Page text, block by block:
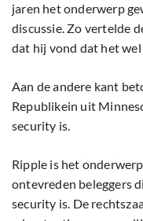
jaren het onderwerp
discussie. Zo vertelde
dat hij vond dat het
Aan de andere kant
Republikein uit
security is.
Ripple is het
ontevreden beleggers
security is. De